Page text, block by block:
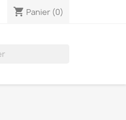
shopping_cart Panier (0)